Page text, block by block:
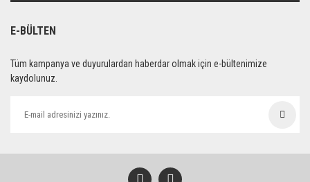
E-BÜLTEN
Tüm kampanya ve duyurulardan haberdar olmak için e-bültenimize
kaydolunuz.